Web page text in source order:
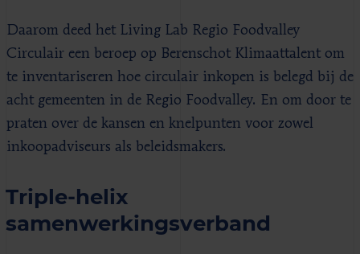
Daarom deed het Living Lab Regio Foodvalley
Circulair een beroep op Berenschot Klimaattalent om
te inventariseren hoe circulair inkopen is belegd bij de
acht gemeenten in de Regio Foodvalley. En om door te
praten over de kansen en knelpunten voor zowel
inkoopadviseurs als beleidsmakers.
Triple-helix
samenwerkingsverband